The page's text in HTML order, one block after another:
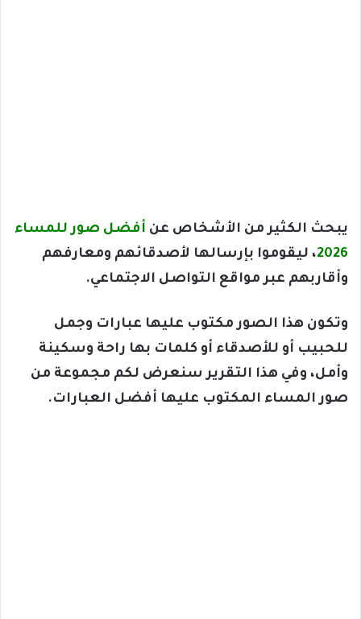
يبحث الكثير من الأشخاص عن أفضل صور للمساء
2026، ليقوموا بإرسالها لأصدقائهم ومعارفهم
وأقاربهم عبر مواقع التواصل الاجتماعي.
وتكون هذا الصور مكتوب عليها عبارات وجمل
للحبيب أو للأصدقاء أو كلمات بها راحة وسكينة
وأمل، وفي هذا التقرير سنعرض لكم مجموعة من
صور المساء المكتوب عليها أفضل العبارات.